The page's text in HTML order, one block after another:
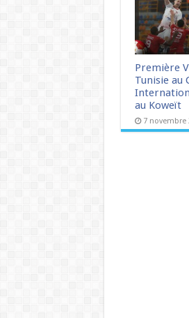
Première
Tunisie au
au Koweït
7 novembre